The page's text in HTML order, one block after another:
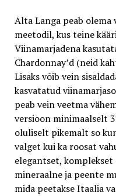
Alta Langa peab
meetodil, kus teine
Viinamarjadena
Chardonnay’d (neid
Lisaks võib vein
kasvatatud
peab vein veetma
versioon minimaalselt
oluliselt pikemalt so
valget kui ka roosat
elegantset,
mineraalne ja peente
mida peetakse Itaalia